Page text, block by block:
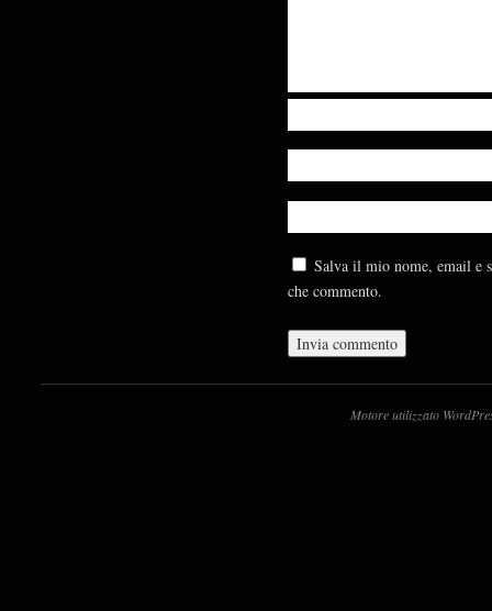
Salva il mio nome, email e
che commento.
Motore utilizzato